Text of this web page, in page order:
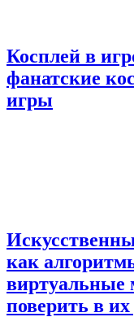
Косплей в
фанатские
игры
как
виртуальные
поверить в их